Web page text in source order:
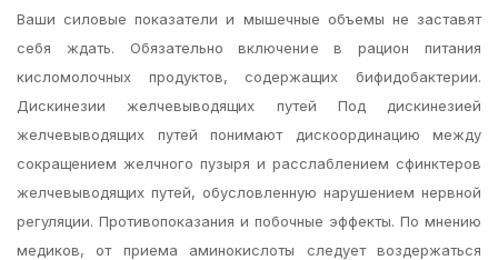
Ваши силовые показатели и мышечные объемы не заставят
себя ждать. Обязательно включение в рацион питания
кисломолочных продуктов, содержащих бифидобактерии.
Дискинезии желчевыводящих путей Под дискинезией
желчевыводящих путей понимают дискоординацию между
сокращением желчного пузыря и расслаблением сфинктеров
желчевыводящих путей, обусловленную нарушением нервной
регуляции. Противопоказания и побочные эффекты. По мнению
медиков, от приема аминокислоты следует воздержаться